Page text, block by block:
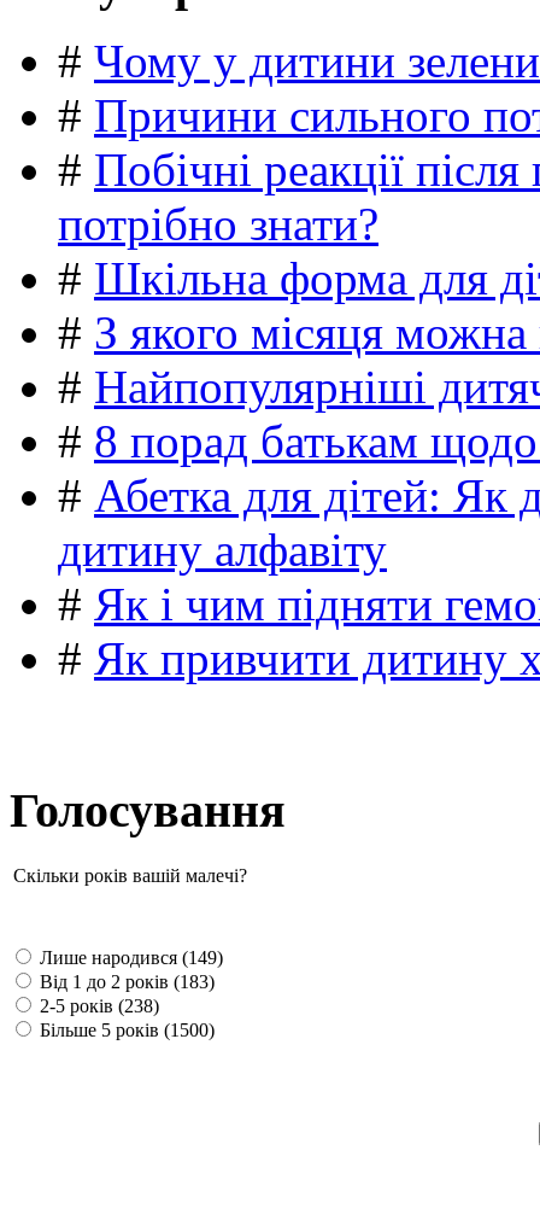
# Чому у дитини
# Причини сильного
# Побічні реакції
потрібно знати?
# Шкільна форма для
# З якого місяця можна
# Найпопулярніші
# 8 порад батькам
# Абетка для дітей: Як
дитину алфавіту
# Як і чим підняти
# Як привчити дитину
Голосування
Скільки років вашій малечі?
Лише народився (149)
Від 1 до 2 років (183)
2-5 років (238)
Більше 5 років (1500)